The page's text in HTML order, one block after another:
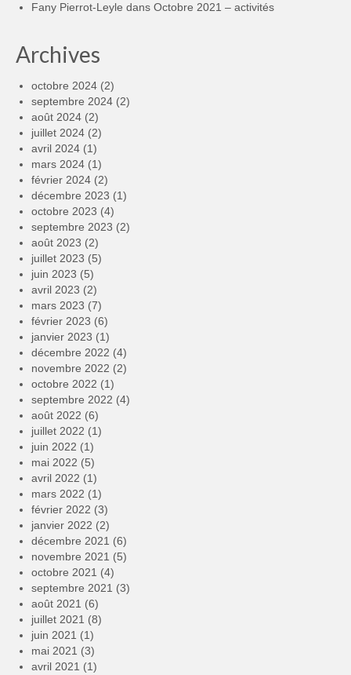
Fany Pierrot-Leyle dans Octobre 2021 – activités
Archives
octobre 2024 (2)
septembre 2024 (2)
août 2024 (2)
juillet 2024 (2)
avril 2024 (1)
mars 2024 (1)
février 2024 (2)
décembre 2023 (1)
octobre 2023 (4)
septembre 2023 (2)
août 2023 (2)
juillet 2023 (5)
juin 2023 (5)
avril 2023 (2)
mars 2023 (7)
février 2023 (6)
janvier 2023 (1)
décembre 2022 (4)
novembre 2022 (2)
octobre 2022 (1)
septembre 2022 (4)
août 2022 (6)
juillet 2022 (1)
juin 2022 (1)
mai 2022 (5)
avril 2022 (1)
mars 2022 (1)
février 2022 (3)
janvier 2022 (2)
décembre 2021 (6)
novembre 2021 (5)
octobre 2021 (4)
septembre 2021 (3)
août 2021 (6)
juillet 2021 (8)
juin 2021 (1)
mai 2021 (3)
avril 2021 (1)